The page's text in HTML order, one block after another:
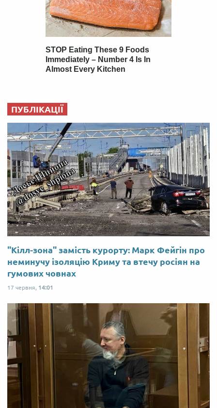
ПУБЛІКАЦІЇ
"Кілл-зона" замість курорту: Марк Фейгін про
неминучу ізоляцію Криму та втечу росіян на
гумових човнах
17 червня, 14:01